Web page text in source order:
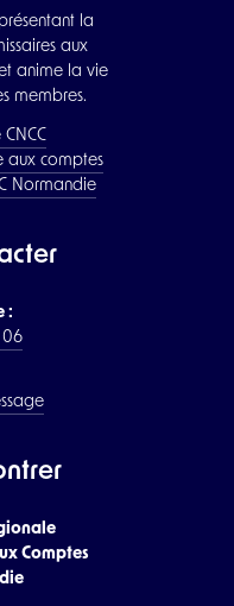
la
aux
anime la vie
membres.
aux comptes
Normandie
:
06
Comptes